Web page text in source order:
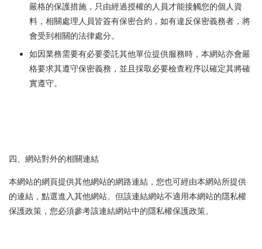
嚴格的保護措施，只由經過授權的人員才能接觸您的個人資
料，相關處理人員皆簽有保密合約，如有違反保密義務者，將
會受到相關的法律處分。
如因業務需要有必要委託其他單位提供服務時，本網站亦會嚴
格要求其遵守保密義務，並且採取必要檢查程序以確定其將確
實遵守。
四、網站對外的相關連結
本網站的網頁提供其他網站的網路連結，您也可經由本網站所提供
的連結，點選進入其他網站。但該連結網站不適用本網站的隱私權
保護政策，您必須參考該連結網站中的隱私權保護政策。